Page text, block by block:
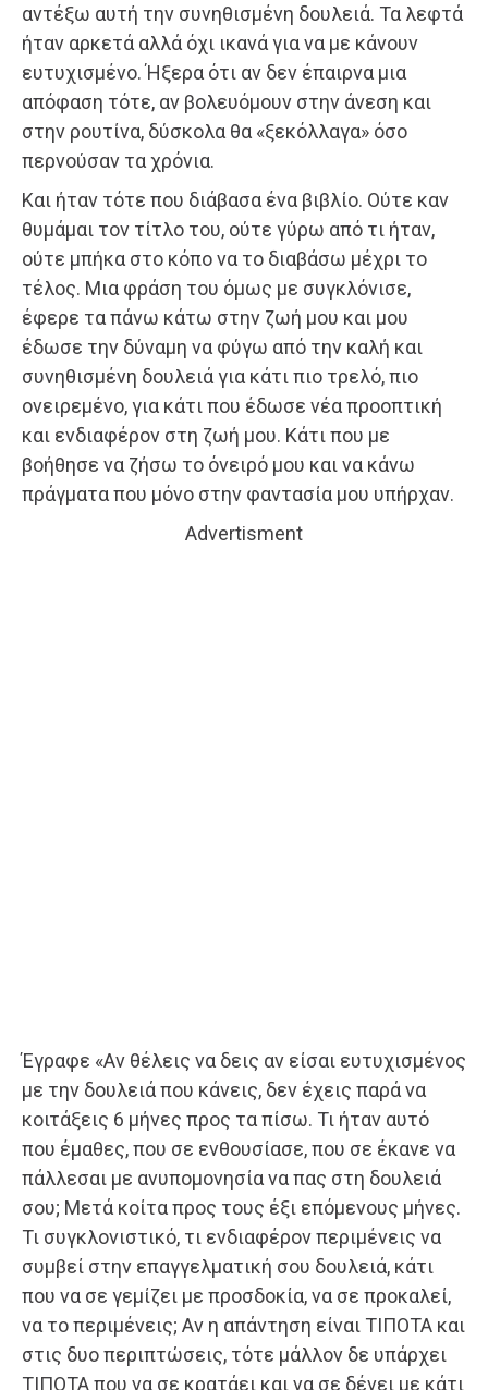
αντέξω αυτή την συνηθισμένη δουλειά. Τα λεφτά
ήταν αρκετά αλλά όχι ικανά για να με κάνουν
ευτυχισμένο. Ήξερα ότι αν δεν έπαιρνα μια
απόφαση τότε, αν βολευόμουν στην άνεση και
στην ρουτίνα, δύσκολα θα «ξεκόλλαγα» όσο
περνούσαν τα χρόνια.
Και ήταν τότε που διάβασα ένα βιβλίο. Ούτε καν
θυμάμαι τον τίτλο του, ούτε γύρω από τι ήταν,
ούτε μπήκα στο κόπο να το διαβάσω μέχρι το
τέλος. Μια φράση του όμως με συγκλόνισε,
έφερε τα πάνω κάτω στην ζωή μου και μου
έδωσε την δύναμη να φύγω από την καλή και
συνηθισμένη δουλειά για κάτι πιο τρελό, πιο
ονειρεμένο, για κάτι που έδωσε νέα προοπτική
και ενδιαφέρον στη ζωή μου. Κάτι που με
βοήθησε να ζήσω το όνειρό μου και να κάνω
πράγματα που μόνο στην φαντασία μου υπήρχαν.
Advertisment
Έγραφε «Αν θέλεις να δεις αν είσαι ευτυχισμένος
με την δουλειά που κάνεις, δεν έχεις παρά να
κοιτάξεις 6 μήνες προς τα πίσω. Τι ήταν αυτό
που έμαθες, που σε ενθουσίασε, που σε έκανε να
πάλλεσαι με ανυπομονησία να πας στη δουλειά
σου; Μετά κοίτα προς τους έξι επόμενους μήνες.
Τι συγκλονιστικό, τι ενδιαφέρον περιμένεις να
συμβεί στην επαγγελματική σου δουλειά, κάτι
που να σε γεμίζει με προσδοκία, να σε προκαλεί,
να το περιμένεις; Αν η απάντηση είναι ΤΙΠΟΤΑ και
στις δυο περιπτώσεις, τότε μάλλον δε υπάρχει
ΤΙΠΟΤΑ που να σε κρατάει και να σε δένει με κάτι